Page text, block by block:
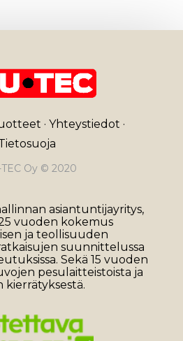
· Yhteystiedot ·
Oy © 2020
asiantuntijayritys,
vuoden kokemus
ja teollisuuden
suunnittelussa
Sekä 15 vuoden
pesulaitteistoista ja
kierrätyksestä.